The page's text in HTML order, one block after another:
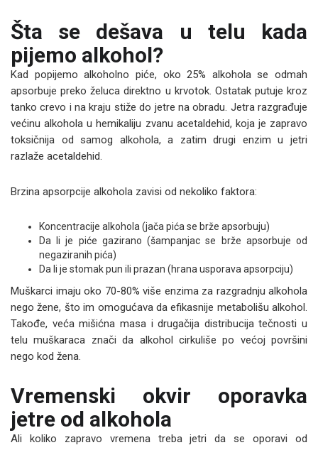
Šta se dešava u telu kada
pijemo alkohol?
Kad popijemo alkoholno piće, oko 25% alkohola se odmah
apsorbuje preko želuca direktno u krvotok. Ostatak putuje kroz
tanko crevo i na kraju stiže do jetre na obradu. Jetra razgrađuje
većinu alkohola u hemikaliju zvanu acetaldehid, koja je zapravo
toksičnija od samog alkohola, a zatim drugi enzim u jetri
razlaže acetaldehid.
Brzina apsorpcije alkohola zavisi od nekoliko faktora:
Koncentracije alkohola (jača pića se brže apsorbuju)
Da li je piće gazirano (šampanjac se brže apsorbuje od
negaziranih pića)
Da li je stomak pun ili prazan (hrana usporava apsorpciju)
Muškarci imaju oko 70-80% više enzima za razgradnju alkohola
nego žene, što im omogućava da efikasnije metabolišu alkohol.
Takođe, veća mišićna masa i drugačija distribucija tečnosti u
telu muškaraca znači da alkohol cirkuliše po većoj površini
nego kod žena.
Vremenski okvir oporavka
jetre od alkohola
Ali koliko zapravo vremena treba jetri da se oporavi od